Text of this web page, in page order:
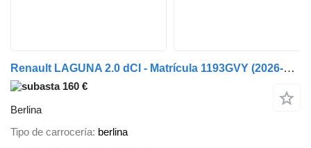
Renault LAGUNA 2.0 dCI - Matrícula 1193GVY (2026-V-65440)
160 €
Berlina
Tipo de carrocería berlina